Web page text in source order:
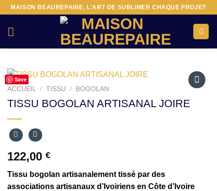
Passer
contenu
MAISON BEAUREPAIRE, L'ART DE SUBLIMER CHAQUE PROJET
Save
Ajouter
à la liste
ACCUEIL / TISSU / BOGOLAN
TISSU BOGOLAN ARTISANAL JOIRE
122,00 €
Tissu bogolan artisanalement tissé par des
associations artisanaux d’Ivoiriens en Côte d’Ivoire